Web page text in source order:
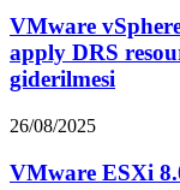
VMware
apply DRS
giderilmesi
26/08/2025
VMware ESXi